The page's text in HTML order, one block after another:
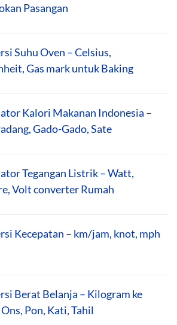
Pasangan
Suhu Oven – Celsius,
Gas mark untuk Baking
Kalori Makanan Indonesia –
Gado-Gado, Sate
Tegangan Listrik – Watt,
Volt converter Rumah
Kecepatan – km/jam, knot, mph
Berat Belanja – Kilogram ke
Pon, Kati, Tahil